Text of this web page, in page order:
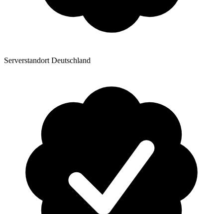
Serverstandort Deutschland